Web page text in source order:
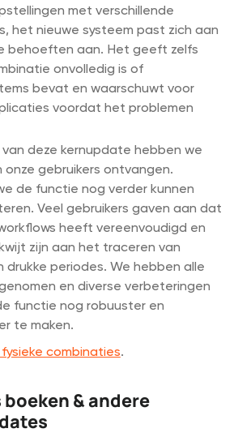
met verschillende
het nieuwe systeem past zich aan
behoeften aan. Het geeft zelfs
onvolledig is of
bevat en waarschuwt voor
voordat het problemen
deze kernupdate hebben we
gebruikers ontvangen.
de functie nog verder kunnen
Veel gebruikers gaven aan dat
heeft vereenvoudigd en
zijn aan het traceren van
drukke periodes. We hebben alle
en diverse verbeteringen
functie nog robuuster en
te maken.
combinaties.
& andere